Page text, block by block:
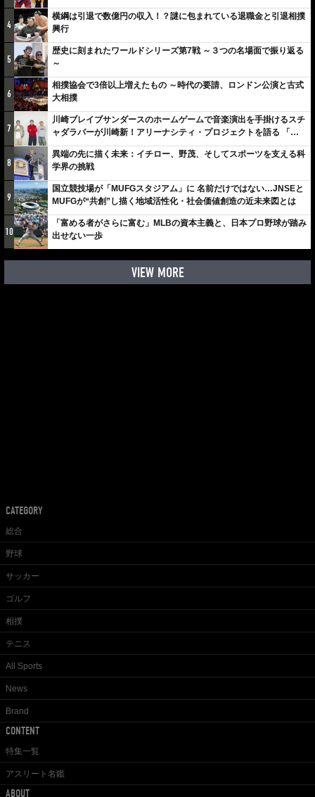
4
横綱は引退で数億円の収入！？謎に包まれている退職金と引退相撲
興行
5
歴史に刻まれたワールドシリーズ第7戦 ～３つの名場面で振り返る
～
6
相撲協会で3倍以上増えたもの ～時代の要請、ロンドン公演と古式
大相撲
7
川崎ブレイブサンダースのホームゲームで音楽演出を手掛けるスチ
ャダラパーが川崎新！アリーナシティ・プロジェクトを語る 「楽
しみでしかないでしょ。川崎は、ずっと成長曲線だから」
8
異端の先に描く未来：イチロー、野茂、そしてスポーツを支える科
学界の挑戦
9
国立競技場が「MUFGスタジアム」に 名前だけではない…JNSEと
MUFGが“共創”し描く地域活性化・社会価値創造の近未来図とは
10
「富める者がさらに富む」MLBの資本主義と、日本プロ野球が踏み
出せない一歩
VIEW MORE
CATEGORY
総合
野球
サッカー
ゴルフ
相撲
テニス
All Sports
News
Brand
CONTENT
特集一覧
アスリート名鑑
ABOUT